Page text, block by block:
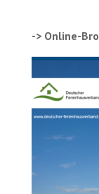
-> Online-